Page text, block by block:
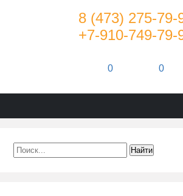
8 (473) 275-79-
+7-910-749-79-
0 0